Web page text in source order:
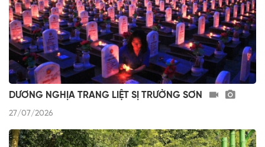
DƯƠNG NGHỊA TRANG LIỆT SỊ TRƯỜNG SƠN
27/07/2026